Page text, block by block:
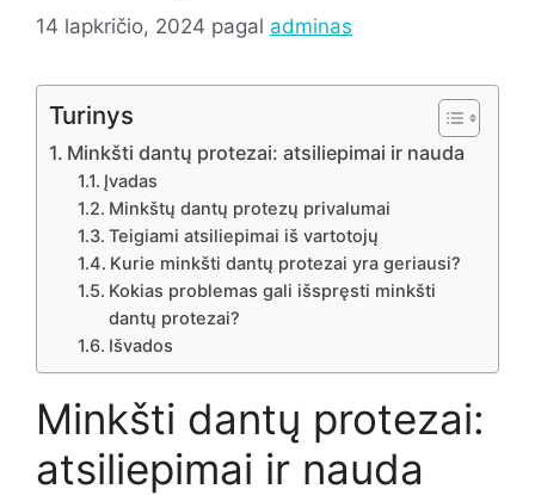
14 lapkričio, 2024 pagal adminas
Turinys
Minkšti dantų protezai: atsiliepimai ir nauda
Įvadas
Minkštų dantų protezų privalumai
Teigiami atsiliepimai iš vartotojų
Kurie minkšti dantų protezai yra geriausi?
Kokias problemas gali išspręsti minkšti
dantų protezai?
Išvados
Minkšti dantų protezai:
atsiliepimai ir nauda